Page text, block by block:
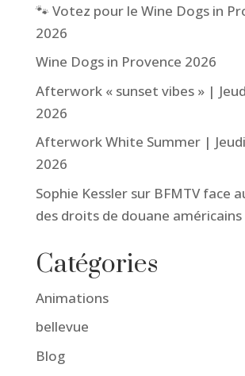
🐾 Votez pour le Wine Dogs in
2026
Wine Dogs in Provence 2026
Afterwork « sunset vibes » |
2026
Afterwork White Summer |
2026
Sophie Kessler sur BFMTV face
des droits de douane américains
Catégories
Animations
bellevue
Blog